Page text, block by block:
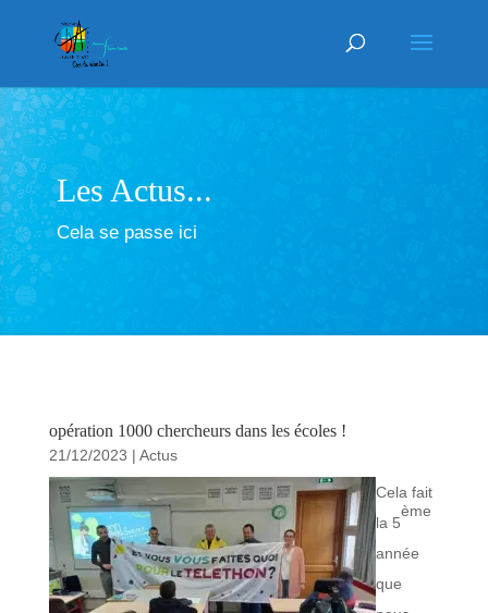
Les Actus...
Cela se passe ici
opération 1000 chercheurs dans les écoles !
21/12/2023 | Actus
Cela fait
la 5
ème
année
que